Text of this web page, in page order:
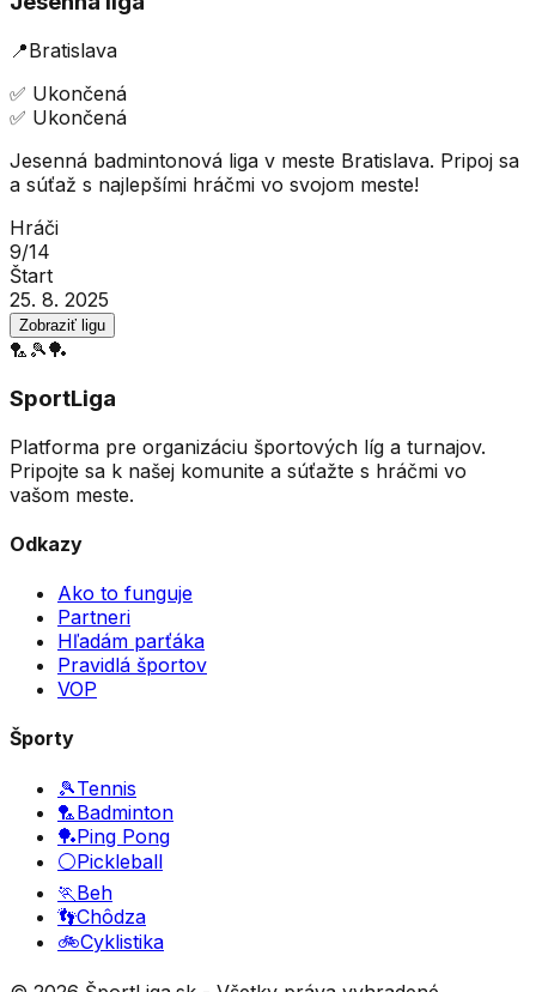
📍Bratislava
✅ Ukončená
✅ Ukončená
Jesenná badmintonová liga v meste Bratislava. Pripoj sa
a súťaž s najlepšími hráčmi vo svojom meste!
Hráči
9/14
Štart
25. 8. 2025
Zobraziť ligu
🏸 🎾🏓
SportLiga
Platforma pre organizáciu športových líg a turnajov.
Pripojte sa k našej komunite a súťažte s hráčmi vo
vašom meste.
Odkazy
Ako to funguje
Partneri
Hľadám parťáka
Pravidlá športov
VOP
Športy
🎾Tennis
🏸Badminton
🏓Ping Pong
⚪Pickleball
🏃 Beh
👣Chôdza
🚲Cyklistika